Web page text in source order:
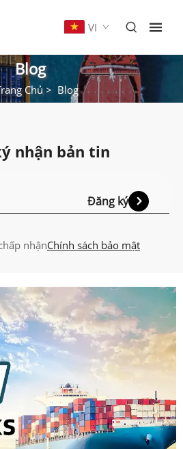
VI
Blog
Chủ> Blog
nhận bản tin
Đăng ký
nhậnChính sách bảo mật